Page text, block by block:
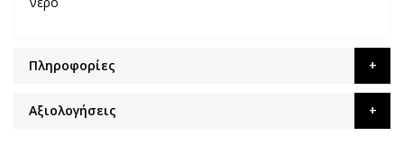
Πληροφορίες
Αξιολογήσεις